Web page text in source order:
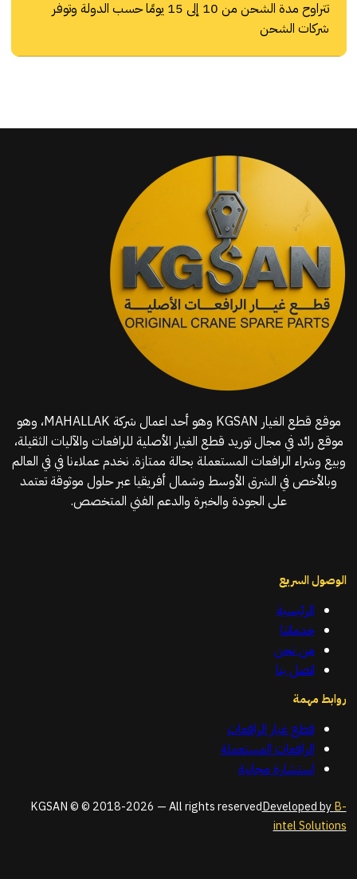
تتراوح مدة الشحن من 10 إلى 15 يومًا حسب الدولة وتوفر
شركات الشحن
موقع قطع الغيار KGSAN وهو أحد اعمال شركة MAHALLAK، وهو
موقع رائد في مجال توريد قطع الغيار الأصلية للرافعات والآليات الثقيلة،
وبيع وشراء الرافعات المستعملة بحالة ممتازة. نخدم عملاءنا في في العالم
وبالأخص في الشرق الأوسط وشمال أفريقيا عبر حلول موثوقة تعتمد
على الجودة والخبرة والدعم الفني المتخصص.
الوصول السريع
الرئيسية
خدماتنا
من نحن
اتصل بنا
روابط مهمة
قطع غيار الرافعات
الرافعات المستعملة
استشارة مجانية
KGSAN © © 2018-2026 — All rights reservedDeveloped byB-
intel Solutions